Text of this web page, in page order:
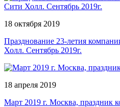
18 октября 2019
Празднование 23-летия
Холл. Сентябрь 2019г.
18 апреля 2019
Март 2019 г. Москва, праздник